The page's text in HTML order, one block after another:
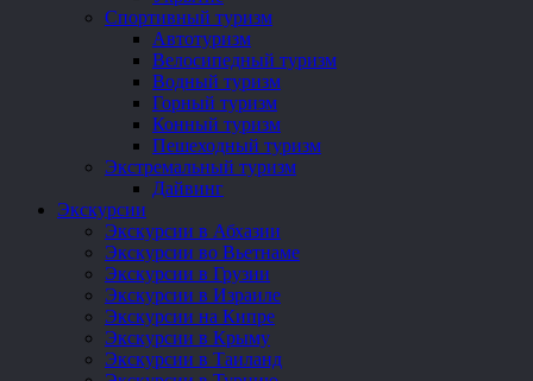
Спортивный туризм
Автотуризм
Велосипедный туризм
Водный туризм
Горный туризм
Конный туризм
Пешеходный туризм
Экстремальный туризм
Дайвинг
Экскурсии
Экскурсии в Абхазии
Экскурсии во Вьетнаме
Экскурсии в Грузии
Экскурсии в Израиле
Экскурсии на Кипре
Экскурсии в Крыму
Экскурсии в Таиланд